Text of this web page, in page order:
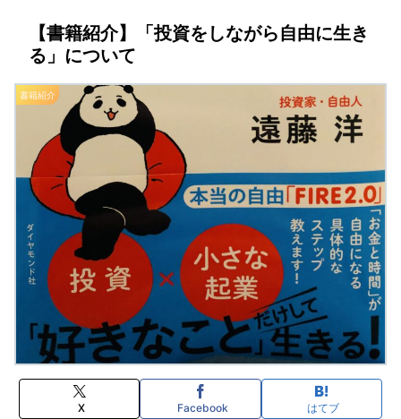
【書籍紹介】「投資をしながら自由に生き
る」について
書籍紹介
X Facebook はてブ